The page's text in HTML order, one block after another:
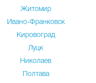
Житомир
Ивано-Франковск
Кировоград
Луцк
Николаев
Полтава